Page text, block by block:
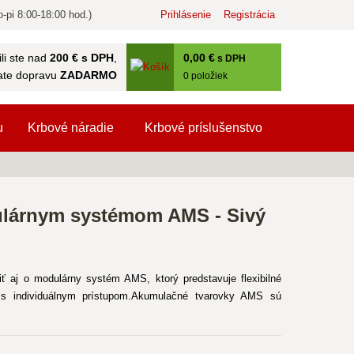
ste nad 200 € s DPH ,
dopravu ZADARMO
0,00 € s DPH
0 položiek
Prihlásenie Registrácia
pi 8:00-18:00 hod.)
Krbové náradie Krbové príslušenstvo
systémom AMS - Sivý
aj o modulárny systém AMS, ktorý predstavuje flexibilné
prístupom.Akumulačné tvarovky AMS sú